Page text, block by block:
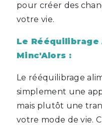
pour créer des
votre vie.
Le
Minc'Alors :
Le rééquilibrage
simplement une
mais plutôt une
votre mode de vie.